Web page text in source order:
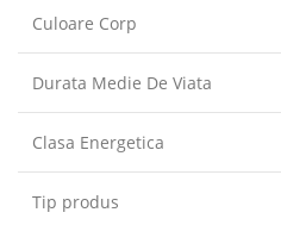
Culoare Corp
Durata Medie De Viata
Clasa Energetica
Tip produs